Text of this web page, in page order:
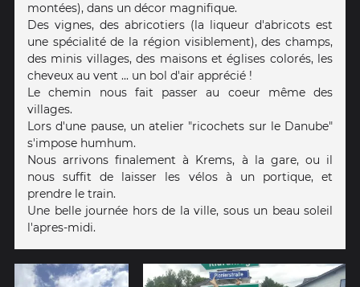
montées), dans un décor magnifique.
Des vignes, des abricotiers (la liqueur d'abricots est
une spécialité de la région visiblement), des champs,
des minis villages, des maisons et églises colorés, les
cheveux au vent ... un bol d'air apprécié !
Le chemin nous fait passer au coeur même des
villages.
Lors d'une pause, un atelier "ricochets sur le Danube"
s'impose humhum.
Nous arrivons finalement à Krems, à la gare, ou il
nous suffit de laisser les vélos à un portique, et
prendre le train.
Une belle journée hors de la ville, sous un beau soleil
l'apres-midi.